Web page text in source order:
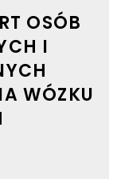
OSÓB
I
WÓZKU